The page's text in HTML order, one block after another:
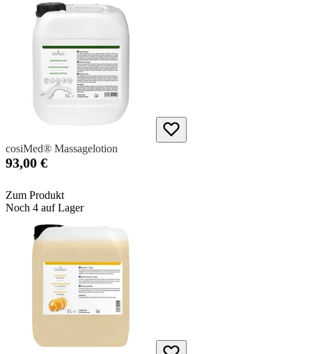
cosiMed® Massagelotion
93,00 €
Zum Produkt
Noch 4 auf Lager